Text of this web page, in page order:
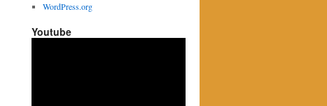
WordPress.org
Youtube